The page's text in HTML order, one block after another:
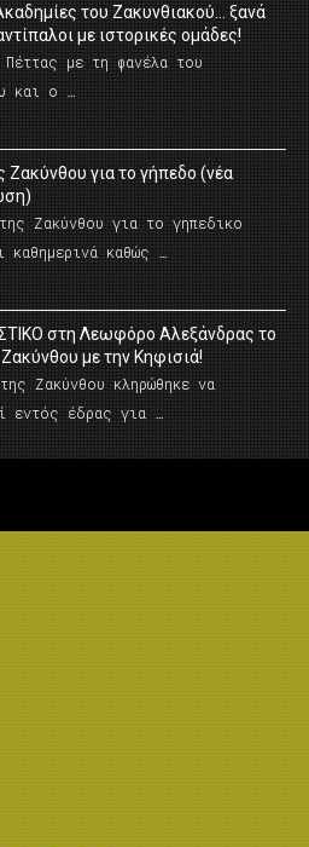
του Ζακυνθιακού… ξανά
με ιστορικές ομάδες!
Πέττας με τη φανέλα του
και ο …
Ζακύνθου για το γήπεδο (νέα
Ζακύνθου για το γηπεδικο
καθημερινά καθώς …
στη Λεωφόρο Αλεξάνδρας το
με την Κηφισιά!
Ζακύνθου κληρώθηκε να
εντός έδρας για …